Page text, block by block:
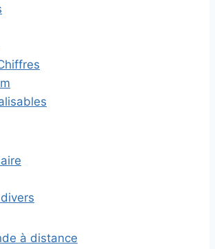
à distance